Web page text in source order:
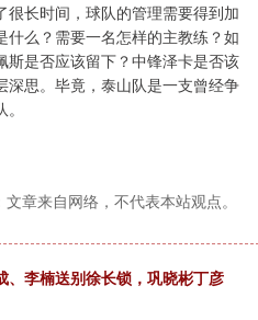
长时间，球队的管理需要得到加
么？需要一名怎样的主教练？如
是否应该留下？中锋泽卡是否该
思。毕竟，泰山队是一支曾经争
章来自网络，不代表本站观点。
、李楠送别徐长锁，巩晓彬丁彦